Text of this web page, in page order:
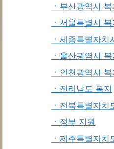
ㆍ부산광역시 복
ㆍ서울특별시 복
ㆍ세종특별자치
ㆍ울산광역시 복
ㆍ인천광역시 복
ㆍ전라남도 복지
ㆍ전북특별자치
ㆍ정부 지원
ㆍ제주특별자치